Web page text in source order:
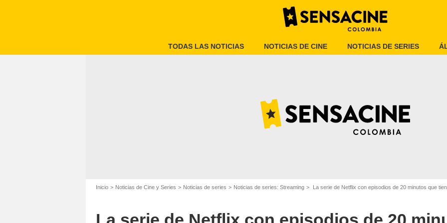
TODAS LAS NOTICIAS NOTICIAS DE CINE NOTICIAS DE SERIES
Inicio Noticias de Cine y Series Noticias de series Noticias de series: Streaming La serie de Netflix con episodios de 20 minutos que